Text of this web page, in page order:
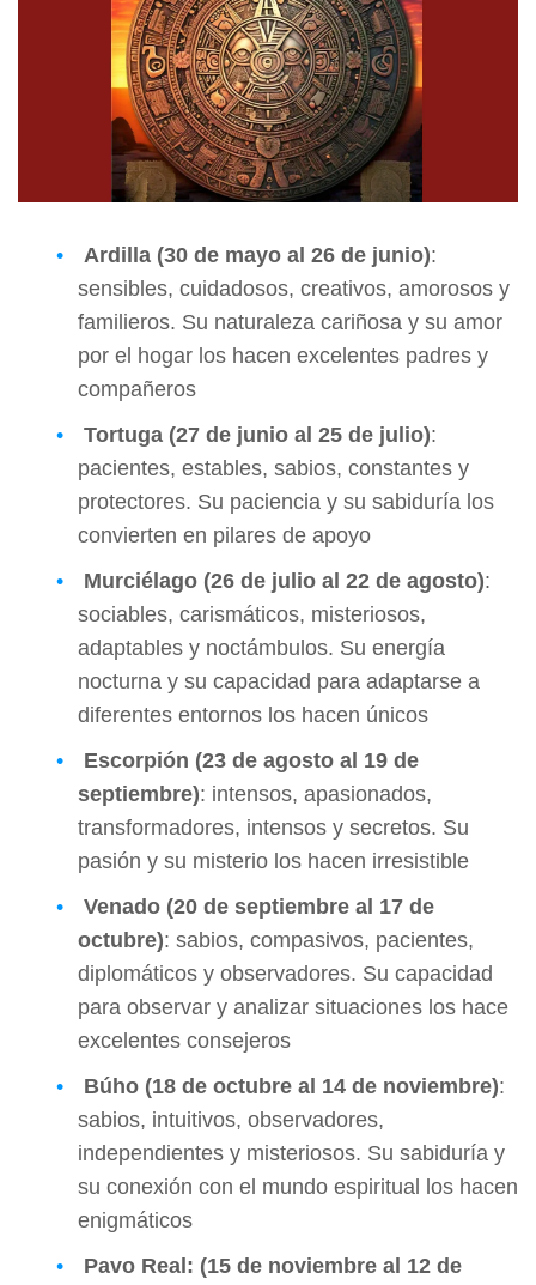
Ardilla (30 de mayo al 26 de junio):
sensibles, cuidadosos, creativos, amorosos y
familieros. Su naturaleza cariñosa y su amor
por el hogar los hacen excelentes padres y
compañeros
Tortuga (27 de junio al 25 de julio):
pacientes, estables, sabios, constantes y
protectores. Su paciencia y su sabiduría los
convierten en pilares de apoyo
Murciélago (26 de julio al 22 de agosto):
sociables, carismáticos, misteriosos,
adaptables y noctámbulos. Su energía
nocturna y su capacidad para adaptarse a
diferentes entornos los hacen únicos
Escorpión (23 de agosto al 19 de
septiembre): intensos, apasionados,
transformadores, intensos y secretos. Su
pasión y su misterio los hacen irresistible
Venado (20 de septiembre al 17 de
octubre): sabios, compasivos, pacientes,
diplomáticos y observadores. Su capacidad
para observar y analizar situaciones los hace
excelentes consejeros
Búho (18 de octubre al 14 de noviembre):
sabios, intuitivos, observadores,
independientes y misteriosos. Su sabiduría y
su conexión con el mundo espiritual los hacen
enigmáticos
Pavo Real: (15 de noviembre al 12 de